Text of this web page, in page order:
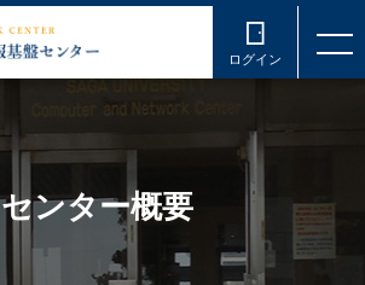
ログイン
センター概要